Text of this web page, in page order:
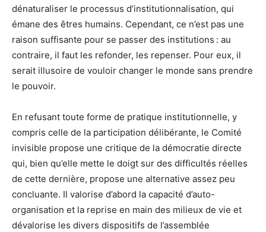
dénaturaliser le processus d’institutionnalisation, qui
émane des êtres humains. Cependant, ce n’est pas une
raison suffisante pour se passer des institutions : au
contraire, il faut les refonder, les repenser. Pour eux, il
serait illusoire de vouloir changer le monde sans prendre
le pouvoir.
En refusant toute forme de pratique institutionnelle, y
compris celle de la participation délibérante, le Comité
invisible propose une critique de la démocratie directe
qui, bien qu’elle mette le doigt sur des difficultés réelles
de cette dernière, propose une alternative assez peu
concluante. Il valorise d’abord la capacité d’auto-
organisation et la reprise en main des milieux de vie et
dévalorise les divers dispositifs de l’assemblée